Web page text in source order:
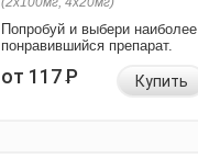
Попробуй и выбери наиболее
понравившийся препарат.
от 117Р Купить